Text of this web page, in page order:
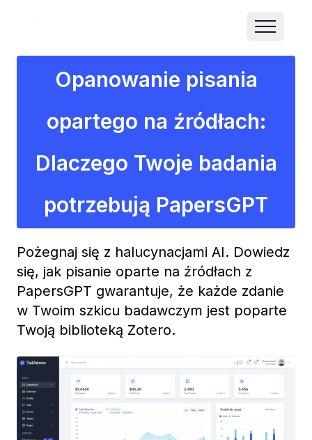
Opanowanie pisania
opartego na źródłach:
Dlaczego Twoje badania
potrzebują PapersGPT
Pożegnaj się z halucynacjami AI. Dowiedz
się, jak pisanie oparte na źródłach z
PapersGPT gwarantuje, że każde zdanie
w Twoim szkicu badawczym jest poparte
Twoją biblioteką Zotero.